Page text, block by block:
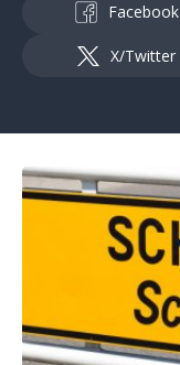
Facebook
X/Twitter